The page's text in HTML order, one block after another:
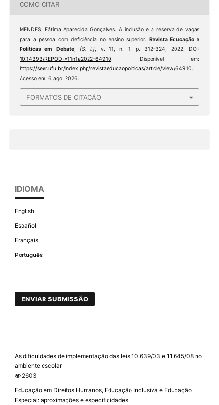
COMO CITAR
MENDES, Fátima Aparecida Gonçalves. A inclusão e a reserva de vagas
para a pessoa com deficiência no ensino superior. Revista Educação e
Políticas em Debate, [S. l.], v. 11, n. 1, p. 312–324, 2022. DOI:
10.14393/REPOD-v11n1a2022-64910. Disponível em:
https://seer.ufu.br/index.php/revistaeducaopoliticas/article/view/64910.
Acesso em: 6 ago. 2026.
FORMATOS DE CITAÇÃO
IDIOMA
English
Español
Français
Português
ENVIAR SUBMISSÃO
As dificuldades de implementação das leis 10.639/03 e 11.645/08 no
ambiente escolar
2603
Educação em Direitos Humanos, Educação Inclusiva e Educação
Especial: aproximações e especificidades